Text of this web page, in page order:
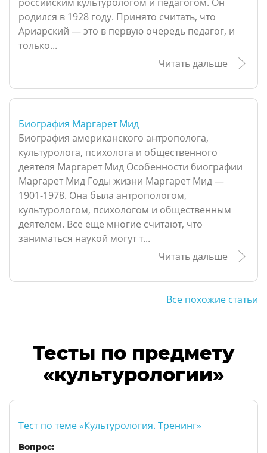
родился в 1928 году. Принято считать, что
Ариарский — это в первую очередь педагог, и
только...
Читать дальше
Биография Маргарет Мид
Биография американского антрополога,
культуролога, психолога и общественного
деятеля Маргарет Мид Особенности биографии
Маргарет Мид Годы жизни Маргарет Мид —
1901-1978. Она была антропологом,
культурологом, психологом и общественным
деятелем. Все еще многие считают, что
заниматься наукой могут т...
Читать дальше
Все похожие статьи
Тесты по предмету
«культурологии»
Тест по теме «Культурология. Тренинг»
Вопрос: